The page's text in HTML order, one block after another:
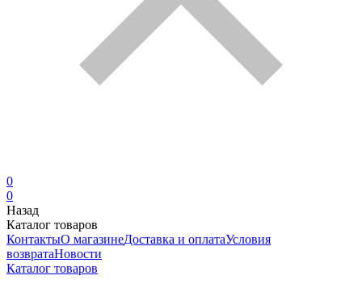
0
0
Назад
Каталог товаров
КонтактыО магазинеДоставка и оплатаУсловия
возвратаНовости
Каталог товаров